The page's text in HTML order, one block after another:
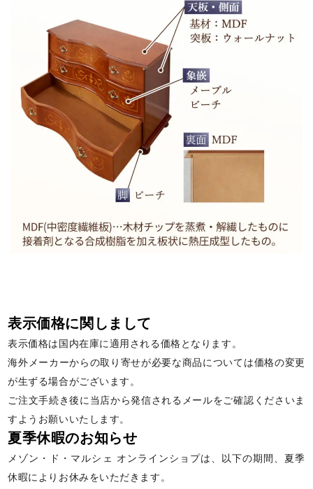
表示価格に関しまして
表示価格は国内在庫に適用される価格となります。
海外メーカーからの取り寄せが必要な商品については価格の変更
が生ずる場合がございます。
ご注文手続き後に当店から発信されるメールをご確認くださいま
すようお願いいたします。
夏季休暇のお知らせ
メゾン・ド・マルシェ オンラインショプは、以下の期間、夏季
休暇によりお休みをいただきます。